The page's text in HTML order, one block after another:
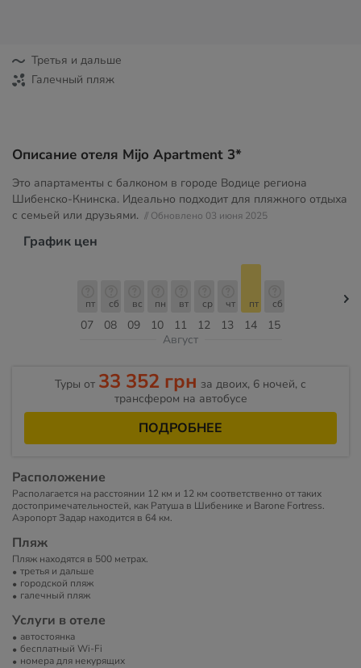
Третья и дальше
Галечный пляж
Описание отеля Mijo Apartment 3*
Это апартаменты с балконом в городе Водице региона
Шибенско-Книнска. Идеально подходит для пляжного отдыха
с семьей или друзьями. // Обновлено 03 июня 2025
График цен
07
пт
08
сб
09
вс
10
пн
11
вт
12
ср
13
чт
14
пт
15
сб
Август
Туры от 33 352 грн за двоих, 6 ночей, с
трансфером на автобусе
ПОДРОБНЕЕ
Расположение
Располагается на расстоянии 12 км и 12 км соответственно от таких
достопримечательностей, как Ратуша в Шибенике и Barone Fortress.
Аэропорт Задар находится в 64 км.
Пляж
Пляж находятся в 500 метрах.
третья и дальше
городской пляж
галечный пляж
Услуги в отеле
автостоянка
бесплатный Wi-Fi
номера для некурящих